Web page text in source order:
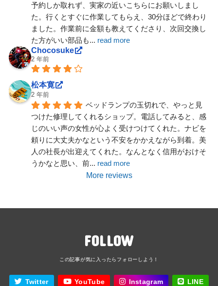
予約しか取れず、実家の近いこちらにお願いしまし
た。行くとすぐに作業してもらえ、30分ほどで終わり
ました。作業前に金額も教えてくださり、次回交換し
た方がいい部品も... read more
Chocosuke
2 年前
松本寛
2 年前
ベッドランプの玉切れで、やっと見
つけた修理してくれるショップ。電話してみると、感
じのいい声の女性が心よく受けつけてくれた。ナビを
頼りに大丈夫かなという不安をかかえながら到着。美
人の社長が出迎えてくれた。なんとなく信用がおけそ
うかなと思い、前... read more
More reviews
FOLLOW
Twitter YouTube Instagram LINE